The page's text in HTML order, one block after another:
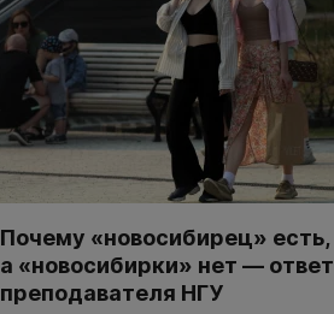
Почему «новосибирец» есть,
а «новосибирки» нет — ответ
преподавателя НГУ